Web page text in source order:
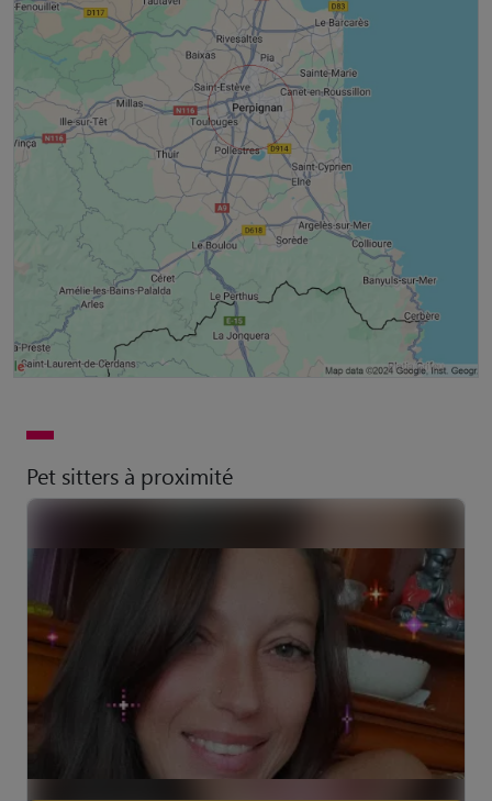
Pet sitters à proximité